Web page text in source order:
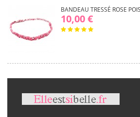
BANDEAU TRESSÉ ROSE
10,00 €